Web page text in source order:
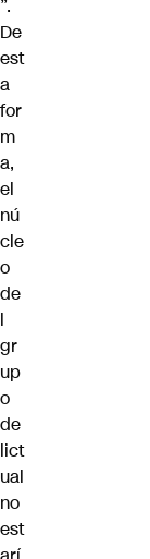
”.
De
est
a
for
m
a,
el
nú
cle
o
de
l
gr
up
o
de
lict
ual
no
est